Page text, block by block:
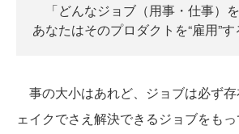
「どんなジョブ（用事・仕事）を
あなたはそのプロダクトを“雇用”す
事の大小はあれど、ジョブは必ず
ェイクでさえ解決できるジョブをも